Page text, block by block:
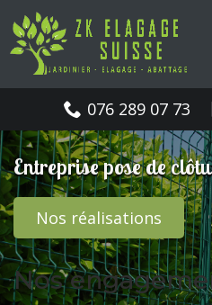
076 289 07 73
Entreprise pose de
Nos réalisations
Nos